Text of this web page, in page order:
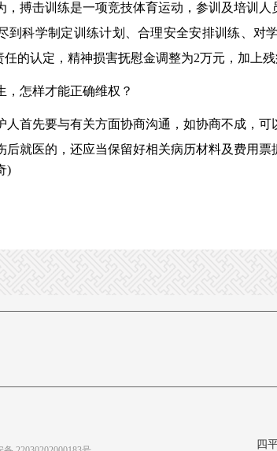
击训练是一项竞技体育运动，参训及培训人
到科学制定训练计划、合理安全安排训练、对
的认定，精神损害抚慰金调整为2万元，加上残
怎样才能正确维权？
先要与有关方面协商沟通，如协商不成，可
后就医的，还应当保留好相关病历材料及费用票
)
四